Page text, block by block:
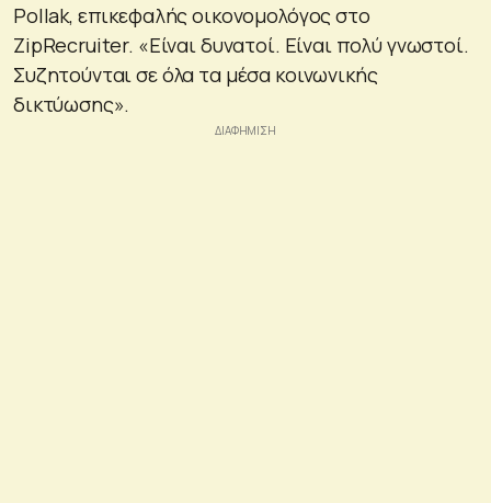
Pollak, επικεφαλής οικονομολόγος στο
ZipRecruiter. «Είναι δυνατοί. Είναι πολύ γνωστοί.
Συζητούνται σε όλα τα μέσα κοινωνικής
δικτύωσης».